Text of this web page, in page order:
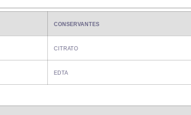
CONSERVANTES
CITRATO
EDTA